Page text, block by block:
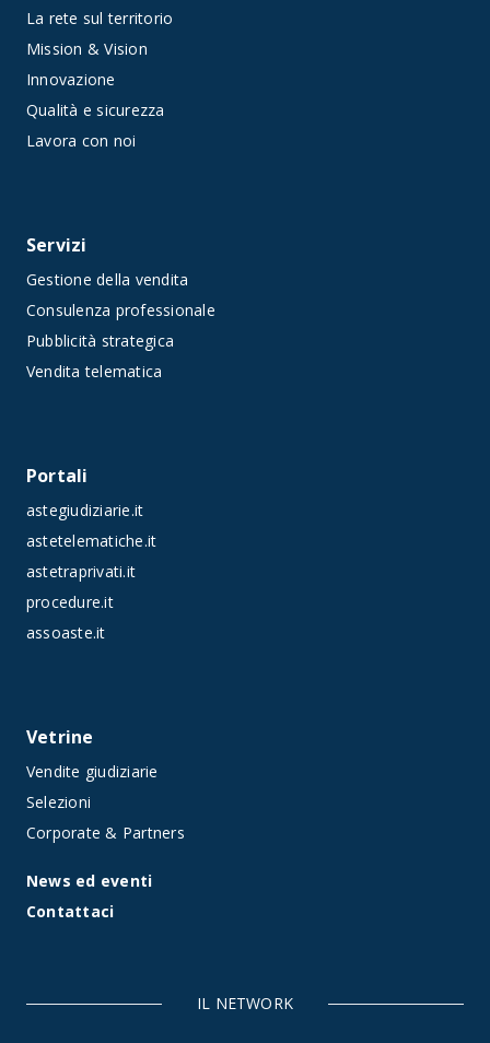
La rete sul territorio
Mission & Vision
Innovazione
Qualità e sicurezza
Lavora con noi
Servizi
Gestione della vendita
Consulenza professionale
Pubblicità strategica
Vendita telematica
Portali
astegiudiziarie.it
astetelematiche.it
astetraprivati.it
procedure.it
assoaste.it
Vetrine
Vendite giudiziarie
Selezioni
Corporate & Partners
News ed eventi
Contattaci
IL NETWORK